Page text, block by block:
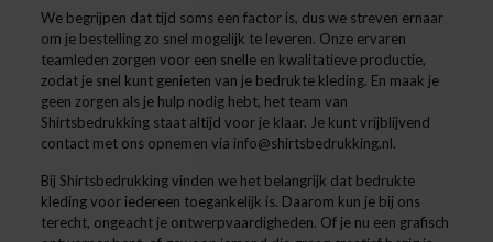
We begrijpen dat tijd soms een factor is, dus we streven ernaar
om je bestelling zo snel mogelijk te leveren. Onze ervaren
teamleden zorgen voor een snelle en kwalitatieve productie,
zodat je snel kunt genieten van je bedrukte kleding. En maak je
geen zorgen als je hulp nodig hebt, het team van
Shirtsbedrukking staat altijd voor je klaar. Je kunt vrijblijvend
contact met ons opnemen via info@shirtsbedrukking.nl.
Bij Shirtsbedrukking vinden we het belangrijk dat bedrukte
kleding voor iedereen toegankelijk is. Daarom kun je bij ons
terecht, ongeacht je ontwerpvaardigheden. Of je nu een grafisch